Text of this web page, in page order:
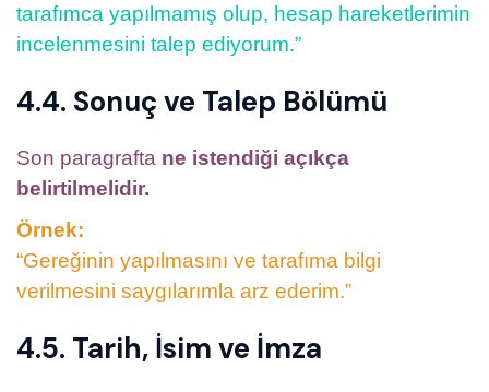
tarafımca yapılmamış olup, hesap hareketlerimin
incelenmesini talep ediyorum.”
4.4. Sonuç ve Talep Bölümü
Son paragrafta ne istendiği açıkça
belirtilmelidir.
Örnek:
“Gereğinin yapılmasını ve tarafıma bilgi
verilmesini saygılarımla arz ederim.”
4.5. Tarih, İsim ve İmza